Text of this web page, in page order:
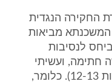
החקירה הנגדית
מביאות
לנסיבות
חתימה, ועשיתי
וחתמתי" (עמ' 10 לפרוטוקול, שורות 12-13). כלומר,